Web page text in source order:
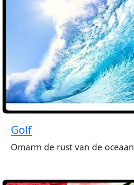
Golf
Omarm de rust van de oceaan